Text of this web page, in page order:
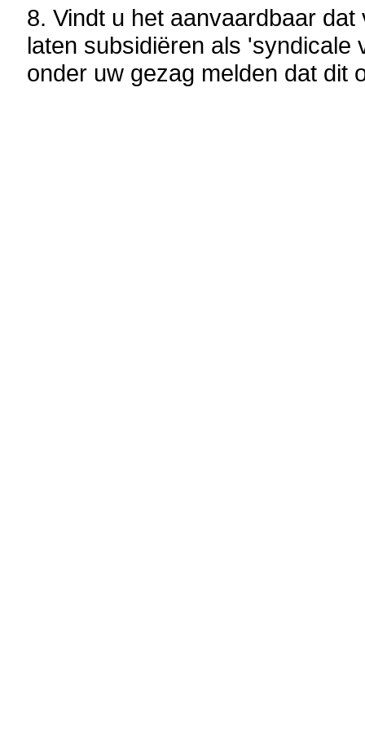
8. Vindt u het aanvaardbaar
laten subsidiëren als 'syndicale
onder uw gezag melden dat dit